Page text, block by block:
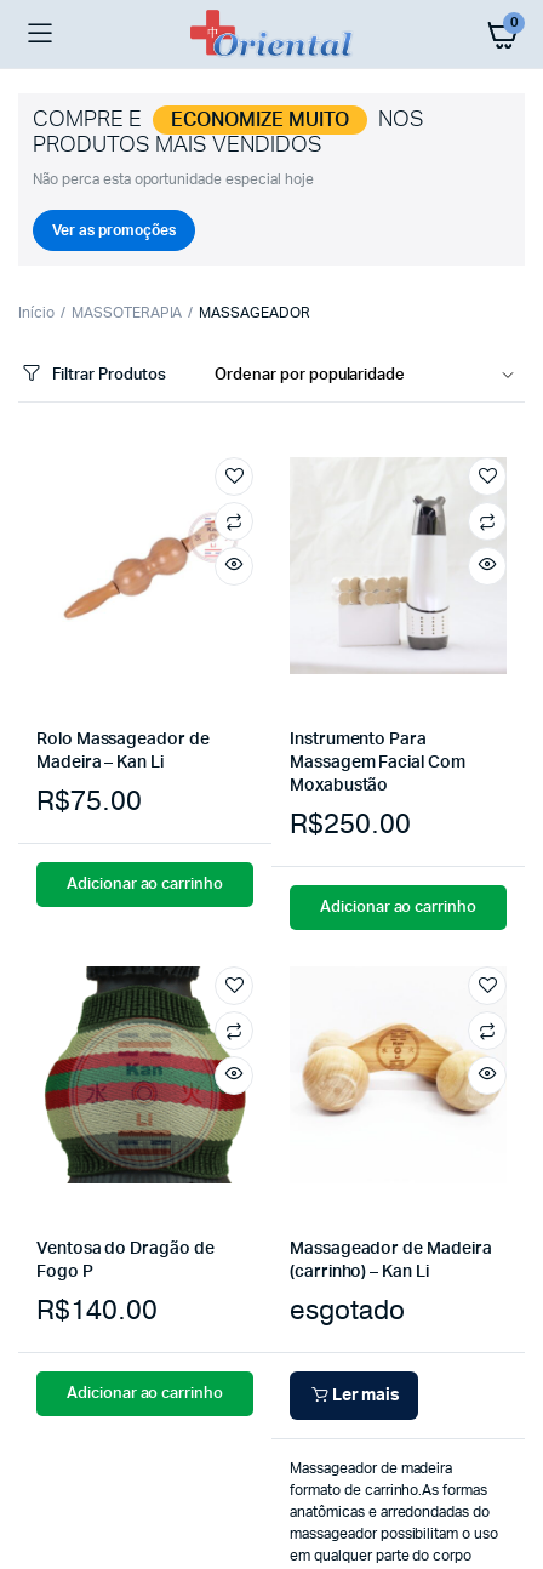
0
COMPRE E ECONOMIZE MUITO
NOS
PRODUTOS MAIS VENDIDOS
Não perca esta oportunidade especial hoje
Ver as promoções
Início MASSOTERAPIA MASSAGEADOR
Filtrar Produtos
Rolo Massageador de
Madeira – Kan Li
R$75.00
Adicionar ao carrinho
Instrumento Para
Massagem Facial Com
Moxabustão
R$250.00
Adicionar ao carrinho
Ventosa do Dragão de
Fogo P
R$140.00
Adicionar ao carrinho
Massageador de Madeira
(carrinho) – Kan Li
esgotado
Ler mais
Massageador de madeira
formato de carrinho.As formas
anatômicas e arredondadas do
massageador possibilitam o uso
em qualquer parte do corpo